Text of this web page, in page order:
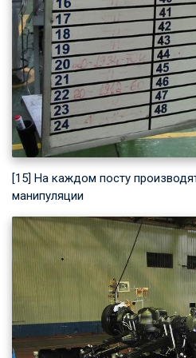
[15] На каждом посту
манипуляции